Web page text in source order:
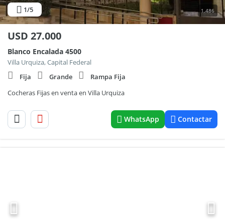
1/5 1.486
USD 27.000
Blanco Encalada 4500
Villa Urquiza, Capital Federal
Fija
Grande
Rampa Fija
Cocheras Fijas en venta en Villa Urquiza
WhatsApp Contactar